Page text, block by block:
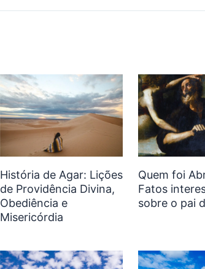
História de Agar: Lições
de Providência Divina,
Obediência e
Misericórdia
Quem foi
Fatos
sobre o pai